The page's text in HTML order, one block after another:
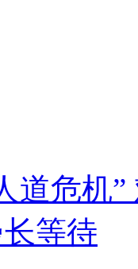
道危机
等待